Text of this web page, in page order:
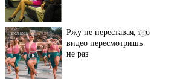
видео пересмотришь
не раз